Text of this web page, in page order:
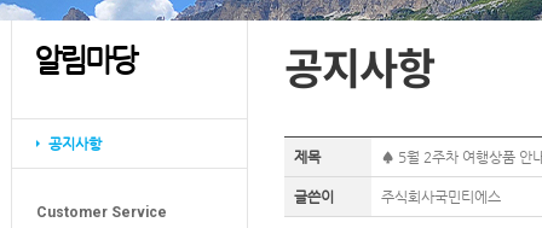
알림마당
공지사항
Customer Service
공지사항
제목 ♠ 5월 2주차 여행상품 안
글쓴이 주식회사국민티에스